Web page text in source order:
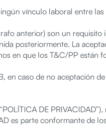
vínculo laboral entre las
anterior) son un
posteriormente. La
en que los T&C/PP están
en caso de no aceptación
DE
es parte conformante de